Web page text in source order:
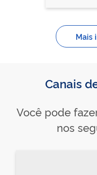
Mais
Canais
Você pode
nos